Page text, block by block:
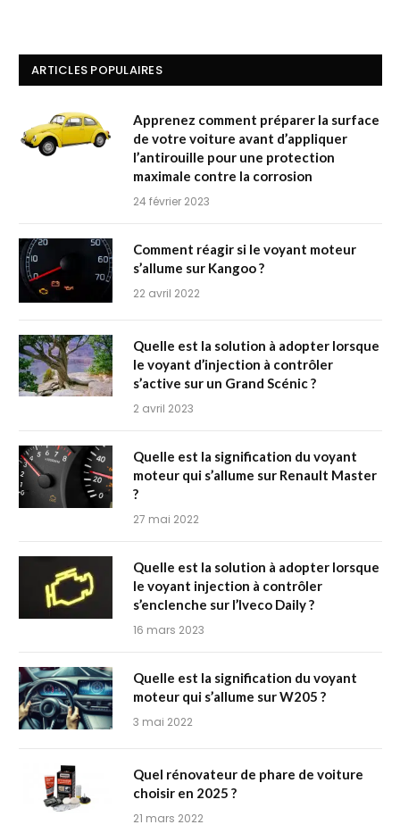
ARTICLES POPULAIRES
Apprenez comment préparer la surface
de votre voiture avant d’appliquer
l’antirouille pour une protection
maximale contre la corrosion
24 février 2023
Comment réagir si le voyant moteur
s’allume sur Kangoo ?
22 avril 2022
Quelle est la solution à adopter lorsque
le voyant d’injection à contrôler
s’active sur un Grand Scénic ?
2 avril 2023
Quelle est la signification du voyant
moteur qui s’allume sur Renault Master
?
27 mai 2022
Quelle est la solution à adopter lorsque
le voyant injection à contrôler
s’enclenche sur l’Iveco Daily ?
16 mars 2023
Quelle est la signification du voyant
moteur qui s’allume sur W205 ?
3 mai 2022
Quel rénovateur de phare de voiture
choisir en 2025 ?
21 mars 2022